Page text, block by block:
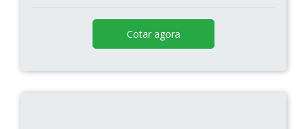
Cotar agora